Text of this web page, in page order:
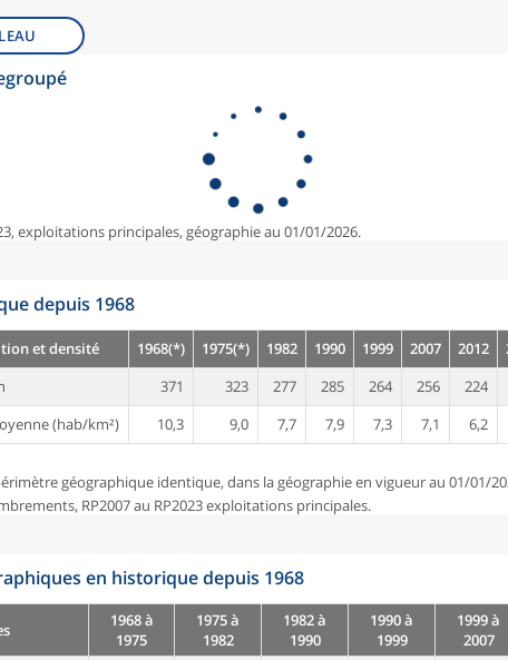
exploitations principales, géographie au 01/01/2026.
depuis 1968
et densité 1968(*) 1975(*) 1982 1990 1999 2007 2012
371 323 277 285 264 256
224
(hab/km²)
10,3 9,0 7,7 7,9 7,3 7,1
6,2
géographique identique, dans la géographie en vigueur au 01/01/
RP2007 au RP2023 exploitations principales.
en historique depuis 1968
1968 à
1975
1975 à
1982
1982 à
1990
1990 à
1999
1999 à
2007